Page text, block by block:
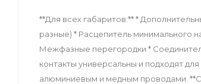
**Для всех габаритов:** *
разные) * Расцепитель минимального
Межфазные перегородки *
контакты универсальны и подходят
алюминиевым и медным проводами.